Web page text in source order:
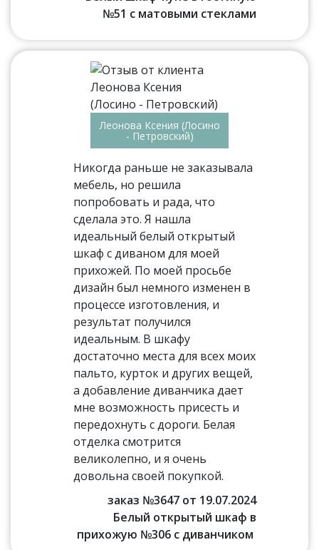
№51 с матовыми стеклами
Леонова Ксения (Лосино
- Петровский)
Никогда раньше не заказывала
мебель, но решила
попробовать и рада, что
сделала это. Я нашла
идеальный белый открытый
шкаф с диваном для моей
прихожей. По моей просьбе
дизайн был немного изменен в
процессе изготовления, и
результат получился
идеальным. В шкафу
достаточно места для всех моих
пальто, курток и других вещей,
а добавление диванчика дает
мне возможность присесть и
передохнуть с дороги. Белая
отделка смотрится
великолепно, и я очень
довольна своей покупкой.
заказ №3647 от 19.07.2024
Белый открытый шкаф в
прихожую №306 с диванчиком